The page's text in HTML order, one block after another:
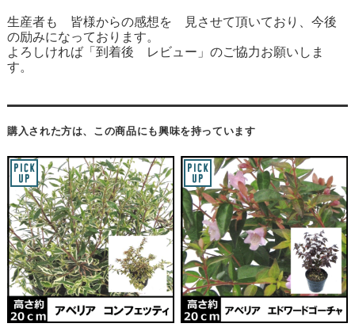
生産者も 皆様からの感想を 見させて頂いており、今後
の励みになっております。
よろしければ「到着後 レビュー」のご協力お願いしま
す。
購入された方は、この商品にも興味を持っています